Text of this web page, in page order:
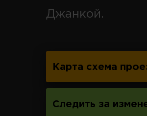
Джанкой.
Карта схема
Следить за